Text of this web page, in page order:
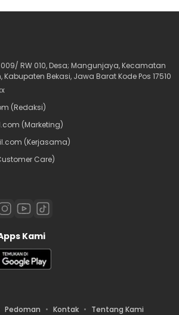
RW 010, Desa; Mangunjaya, Kecamatan
Bekasi, Jawa Barat Kode Pos 17510
(Redaksi)
(Marketing)
(Kerjasama)
Care)
Kami
Pedoman Kontak Tentang Kami